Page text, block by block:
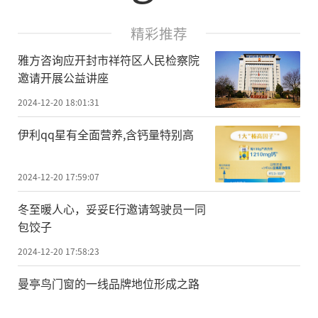
精彩推荐
雅方咨询应开封市祥符区人民检察院
邀请开展公益讲座
2024-12-20 18:01:31
伊利qq星有全面营养,含钙量特别高
2024-12-20 17:59:07
冬至暖人心，妥妥E行邀请驾驶员一同
包饺子
2024-12-20 17:58:23
曼亭鸟门窗的一线品牌地位形成之路